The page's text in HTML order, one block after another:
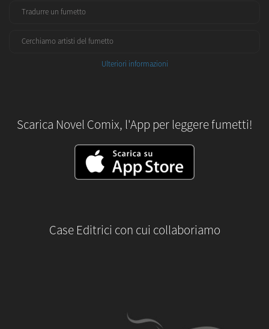
Tradurre un fumetto
Cerchiamo artisti del fumetto
Ulteriori informazioni
Scarica Novel Comix, l'App per leggere fumetti!
Case Editrici con cui collaboriamo